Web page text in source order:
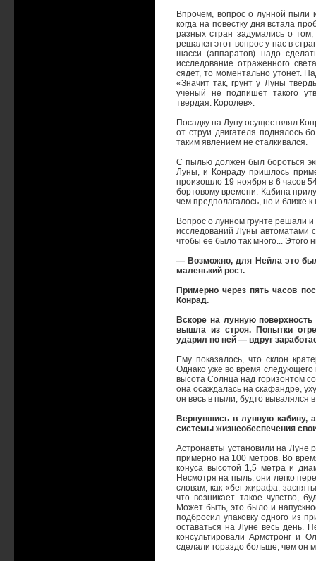
Впрочем, вопрос о лунной пыли
когда на повестку дня встала
разных стран задумались о том,
решался этот вопрос у нас в
шасси (аппаратов) надо
исследование отраженного
сядет, то моментально утонет.
«Значит так, грунт у Луны
ученый не подпишет такого
твердая. Королев».
Посадку на Луну осуществлял
от струи двигателя поднялось
таким явлением не сталкивался.
С пылью должен был бороться
Луны, и Конраду пришлось
произошло 19 ноября в 6 часов
бортовому времени. Кабина
чем предполагалось, но и ближе
Вопрос о лунном грунте решали
исследований Луны автоматами
чтобы ее было так много... Этого
— Возможно, для Нейла это
маленький рост.
Примерно через пять часов
Конрад.
Вскоре на лунную
вышла из строя. Попытки
ударил по ней — вдруг
Ему показалось, что склон
Однако уже во время
высота Солнца над горизонтом
она осаждалась на скафандре,
он весь в пыли, будто вывалялся
Вернувшись в лунную кабину,
системы жизнеобеспечения
Астронавты установили на Луне
примерно на 100 метров. Во
конуса высотой 1,5 метра и
Несмотря на пыль, они легко
словам, как «бег жирафа,
что возникает такое чувство,
Может быть, это было и
подбросил упаковку одного из
оставаться на Луне весь день.
консультировали Армстронг и
сделали гораздо больше, чем он